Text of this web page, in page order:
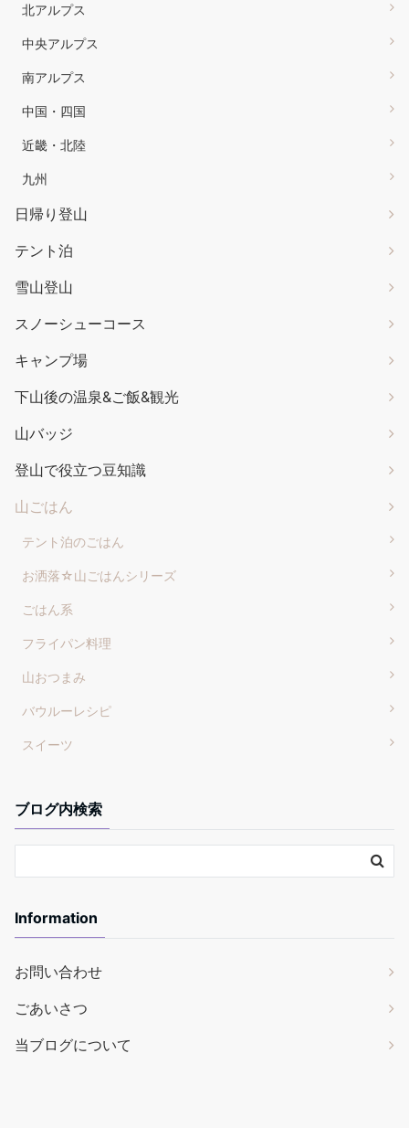
北アルプス
中央アルプス
南アルプス
中国・四国
近畿・北陸
九州
日帰り登山
テント泊
雪山登山
スノーシューコース
キャンプ場
下山後の温泉&ご飯&観光
山バッジ
登山で役立つ豆知識
山ごはん
テント泊のごはん
お洒落☆山ごはんシリーズ
ごはん系
フライパン料理
山おつまみ
バウルーレシピ
スイーツ
ブログ内検索
Information
お問い合わせ
ごあいさつ
当ブログについて